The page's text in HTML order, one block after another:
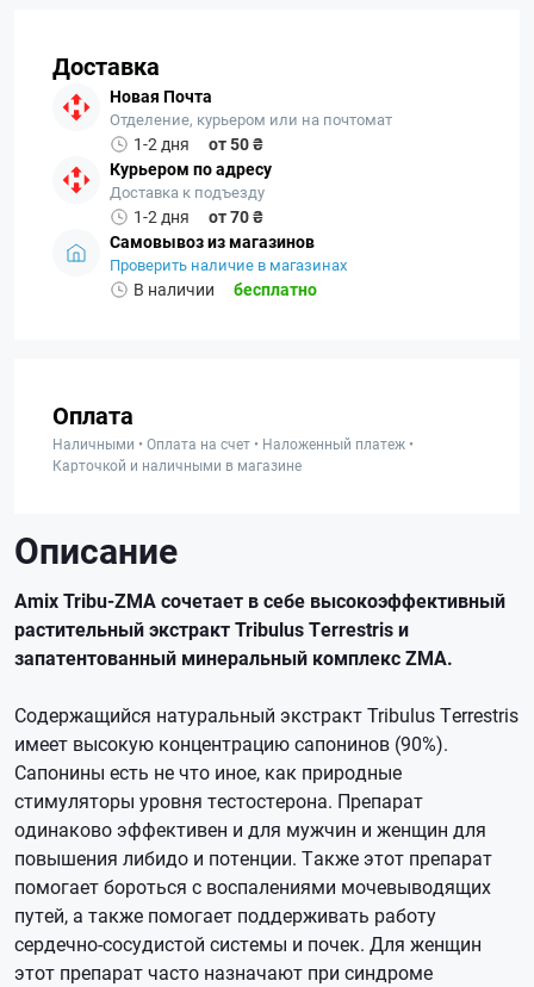
Доставка
Новая Почта
Отделение, курьером или на почтомат
1-2 дня
от 50 ₴
Курьером по адресу
Доставка к подъезду
1-2 дня
от 70 ₴
Самовывоз из магазинов
Проверить наличие в магазинах
В наличии бесплатно
Оплата
Наличными • Оплата на счет • Наложенный платеж •
Карточкой и наличными в магазине
Описание
Amix Tribu-ZMA сочетает в себе высокоэффективный
растительный экстракт Tribulus Terrestris и
запатентованный минеральный комплекс ZMA.
Содержащийся натуральный экстракт Tribulus Terrestris
имеет высокую концентрацию сапонинов (90%).
Сапонины есть не что иное, как природные
стимуляторы уровня тестостерона. Препарат
одинаково эффективен и для мужчин и женщин для
повышения либидо и потенции. Также этот препарат
помогает бороться с воспалениями мочевыводящих
путей, а также помогает поддерживать работу
сердечно-сосудистой системы и почек. Для женщин
этот препарат часто назначают при синдроме